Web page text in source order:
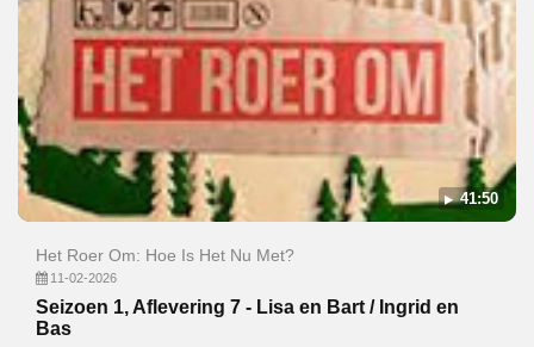
41:50
Het Roer Om: Hoe Is Het Nu Met?
11-02-2026
Seizoen 1, Aflevering 7 - Lisa en Bart / Ingrid en
Bas